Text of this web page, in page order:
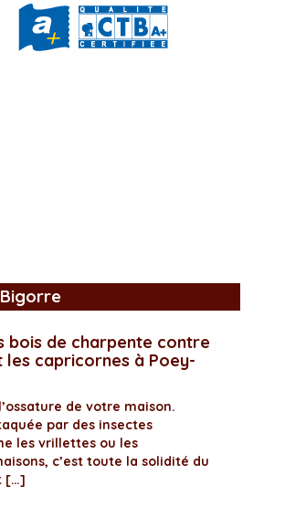
bois de charpente contre
capricornes à Poey-
de votre maison.
par des insectes
les vrillettes ou les
c’est toute la solidité du
[…]